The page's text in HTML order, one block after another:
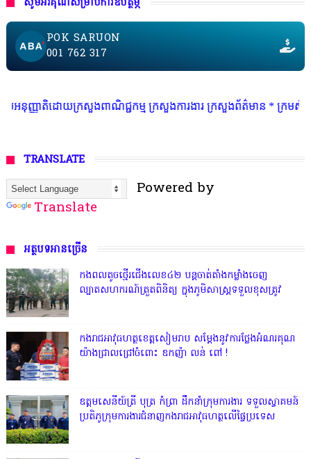
POK SARUON
001 762 317
យក្រសួងពាណិជ្ជកម្ម ក្រសួងការងារ ក្រសួងព័ត៌មាន * ក្រមសិលធម៌ វិជ្ជាជីវៈ
TRANSLATE
Powered by
Translate
អត្ថបទអានច្រើន
កងពលតូចថ្មើរជើងលេខ៤២ បន្តចាត់តាំងកម្លាំងចេញ
ល្បាតសហករណ៍ត្រួតពិនិត្យ ក្នុងភូមិសាស្រ្តទទួលខុសត្រូវ
កងរាជអាវុធហត្ថខេត្តសៀមរាប សម្តែងនូវការថ្លែងអំណរគុណ
យ៉ាងជ្រាលជ្រៅចំពោះ ឧកញ៉ា លន់ ពៅ !
ឧត្តមសេនីយ៍ត្រី បុត្រ កំព្រា ដឹកនាំក្រុមការងារ ទទួលស្វាគមន៍
ប្រតិភូក្រុមការងារជំនាញកងរាជអាវុធហត្ថលើផ្ទៃប្រទេស